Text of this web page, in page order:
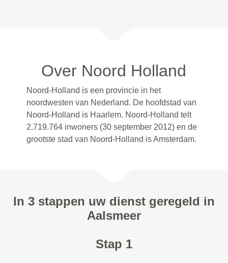
Over Noord Holland
Noord-Holland is een provincie in het
noordwesten van Nederland. De hoofdstad van
Noord-Holland is Haarlem. Noord-Holland telt
2.719.764 inwoners (30 september 2012) en de
grootste stad van Noord-Holland is Amsterdam.
In 3 stappen uw dienst geregeld in
Aalsmeer
Stap 1